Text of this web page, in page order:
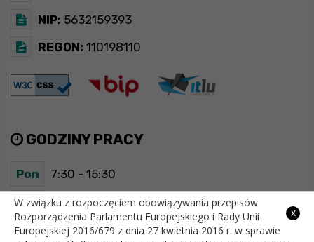
NIP: 5632159393
REGON: 110198110
GODZINY PRACY
Pon 7:30 - 15:30
Wt 7:30 - 15:30
Śr 7:30 - 15:30
x
W związku z rozpoczęciem obowiązywania przepisów
Rozporządzenia Parlamentu Europejskiego i Rady Unii
Europejskiej 2016/679 z dnia 27 kwietnia 2016 r. w sprawie